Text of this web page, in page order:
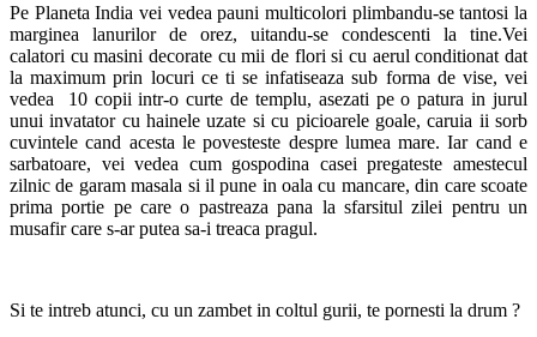
Pe Planeta India vei vedea pauni multicolori plimbandu-se tantosi la
marginea lanurilor de orez, uitandu-se condescenti la tine.Vei
calatori cu masini decorate cu mii de flori si cu aerul conditionat dat
la maximum prin locuri ce ti se infatiseaza sub forma de vise, vei
vedea 10 copii intr-o curte de templu, asezati pe o patura in jurul
unui invatator cu hainele uzate si cu picioarele goale, caruia ii sorb
cuvintele cand acesta le povesteste despre lumea mare. Iar cand e
sarbatoare, vei vedea cum gospodina casei pregateste amestecul
zilnic de garam masala si il pune in oala cu mancare, din care scoate
prima portie pe care o pastreaza pana la sfarsitul zilei pentru un
musafir care s-ar putea sa-i treaca pragul.
Si te intreb atunci, cu un zambet in coltul gurii, te pornesti la drum ?